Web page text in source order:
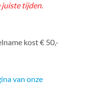
juiste tijden.
kost € 50,-
van onze